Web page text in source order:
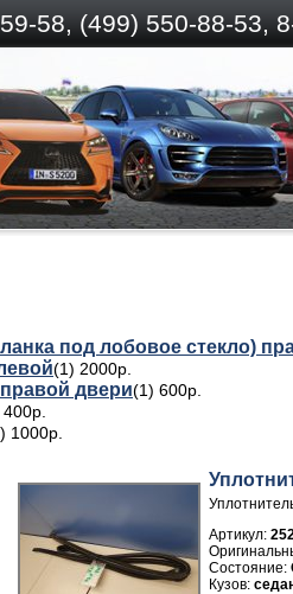
58, (499) 550-88-53,
под лобовое стекло)
(1) 2000р.
двери(1) 600р.
1000р.
Артикул: